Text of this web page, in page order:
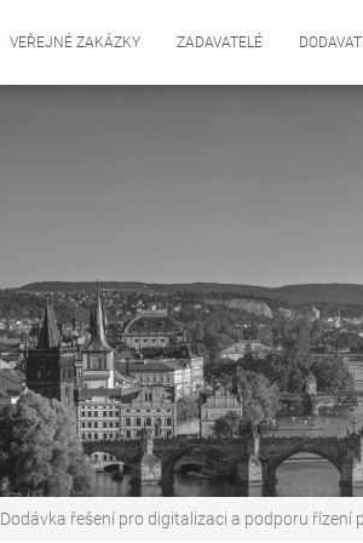
VEŘEJNÉ ZAKÁZKY ZADAVATELÉ
Dodávka řešení pro digitalizaci a podporu řízení